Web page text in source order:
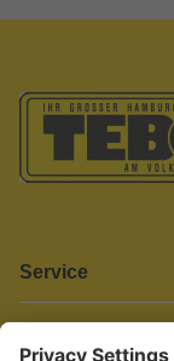
Service
Informationen